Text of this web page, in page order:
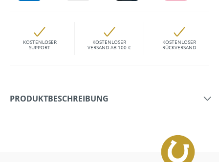
KOSTENLOSER
SUPPORT
KOSTENLOSER
VERSAND AB 100 €
KOSTENLOSER
RÜCKVERSAND
PRODUKTBESCHREIBUNG